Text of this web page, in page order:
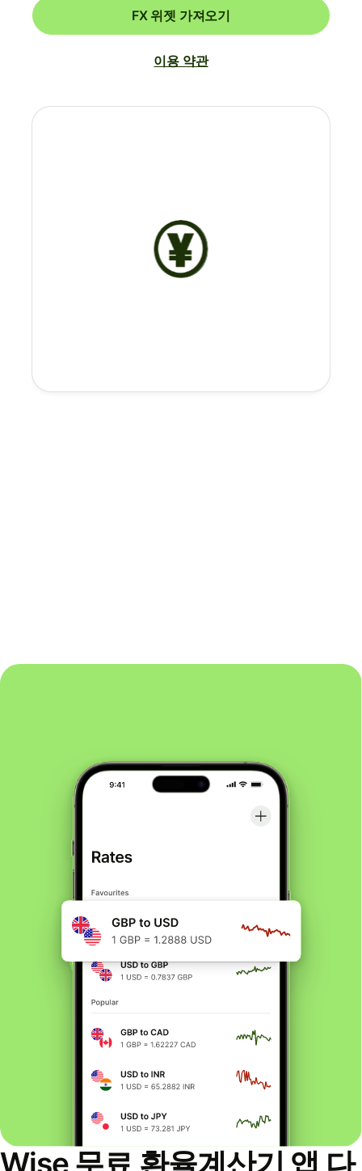
FX 위젯 가져오기
이용 약관
Wise 무료 환율계산기 앱 다